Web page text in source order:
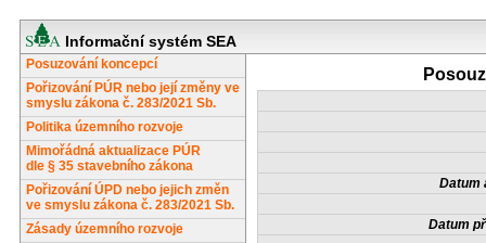
Informační systém SEA
Posuzování koncepcí
Pořizování PÚR nebo její změny ve
smyslu zákona č. 283/2021 Sb.
Politika územního rozvoje
Mimořádná aktualizace PÚR
dle § 35 stavebního zákona
Pořizování ÚPD nebo jejich změn
ve smyslu zákona č. 283/2021 Sb.
Zásady územního rozvoje
Datum
Datum